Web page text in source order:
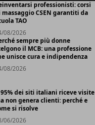
professionisti: corsi
massaggio CSEN garantiti da
TAO
08/2026
sempre più donne
il MCB: una professione
unisce cura e indipendenza
08/2026
dei siti italiani riceve visite
non genera clienti: perché e
si risolve
06/2026